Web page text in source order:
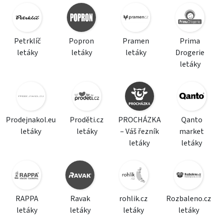
Petrklíč
letáky
Popron
letáky
Pramen
letáky
Prima
Drogerie
letáky
Prodejnakol.eu
letáky
Proděti.cz
letáky
PROCHÁZKA
– Váš řezník
letáky
Qanto
market
letáky
RAPPA
letáky
Ravak
letáky
rohlik.cz
letáky
Rozbaleno.cz
letáky